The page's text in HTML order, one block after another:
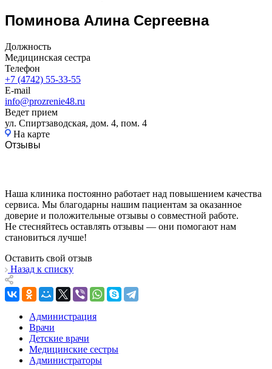
Поминова Алина Сергеевна
Должность
Медицинская сестра
Телефон
+7 (4742) 55-33-55
E-mail
info@prozrenie48.ru
Ведет прием
ул. Спиртзаводская, дом. 4, пом. 4
На карте
Отзывы
Наша клиника постоянно работает над повышением качества
сервиса. Мы благодарны нашим пациентам за оказанное
доверие и положительные отзывы о совместной работе.
Не стесняйтесь оставлять отзывы — они помогают нам
становиться лучше!
Оставить свой отзыв
Назад к списку
Администрация
Врачи
Детские врачи
Медицинские сестры
Администраторы